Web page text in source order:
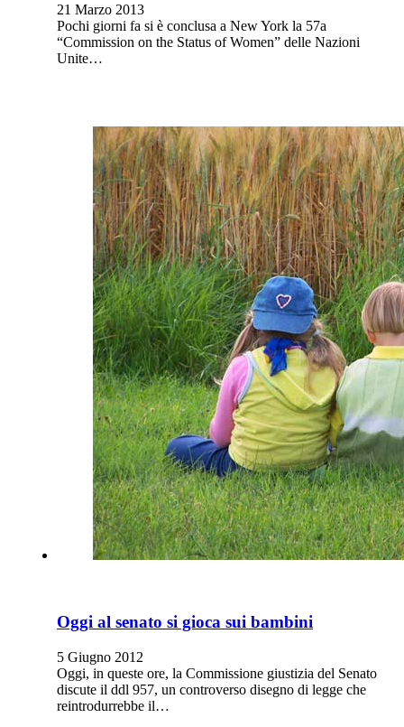
21 Marzo 2013
Pochi giorni fa si è conclusa a New York la 57a
“Commission on the Status of Women” delle Nazioni
Unite…
Oggi al senato si gioca sui bambini
5 Giugno 2012
Oggi, in queste ore, la Commissione giustizia del Senato
discute il ddl 957, un controverso disegno di legge che
reintrodurrebbe il…